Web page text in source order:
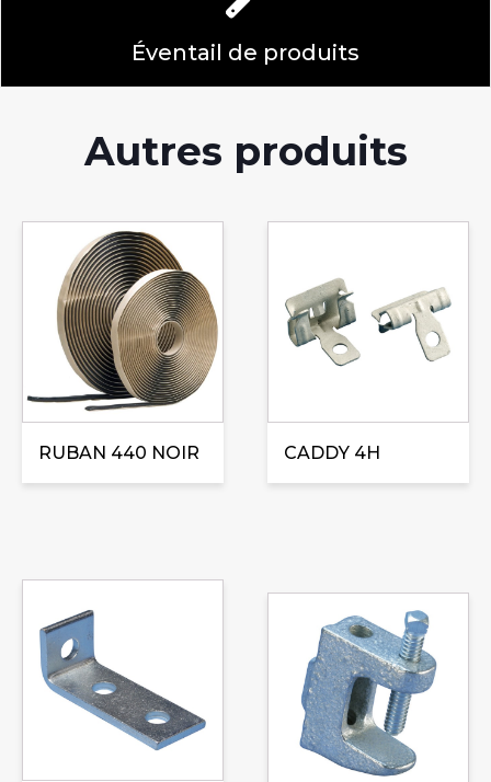
Éventail de produits
Autres produits
RUBAN 440 NOIR
produit
plusieurs
variations.
options
peuvent
être
choisies
produit
CADDY 4H
plusieurs
variations.
peuvent
être
choisies
du